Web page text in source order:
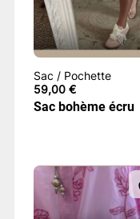
Sac / Pochette
59,00 €
Sac bohème écru